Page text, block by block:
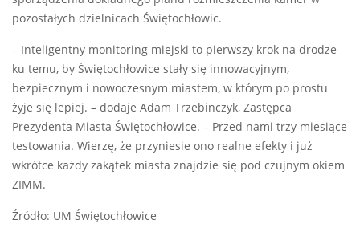
pozostałych dzielnicach Świętochłowic.
– Inteligentny monitoring miejski to pierwszy krok na drodze
ku temu, by Świętochłowice stały się innowacyjnym,
bezpiecznym i nowoczesnym miastem, w którym po prostu
żyje się lepiej. – dodaje Adam Trzebinczyk, Zastępca
Prezydenta Miasta Świętochłowice. – Przed nami trzy miesiące
testowania. Wierzę, że przyniesie ono realne efekty i już
wkrótce każdy zakątek miasta znajdzie się pod czujnym okiem
ZIMM.
Źródło: UM Świętochłowice